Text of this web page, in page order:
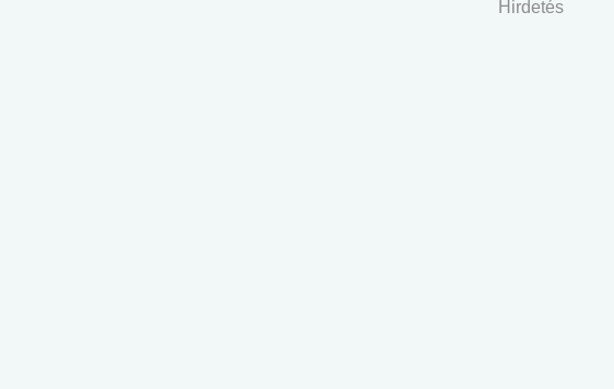
Hirdetés